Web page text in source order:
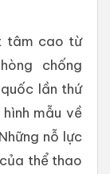
tâm cao từ
chống
lần thứ
mẫu về
nỗ lực
thể thao